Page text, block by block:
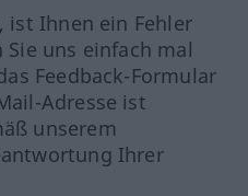
ist Ihnen ein Fehler
uns einfach mal
Feedback-Formular
Adresse ist
unserem
Ihrer